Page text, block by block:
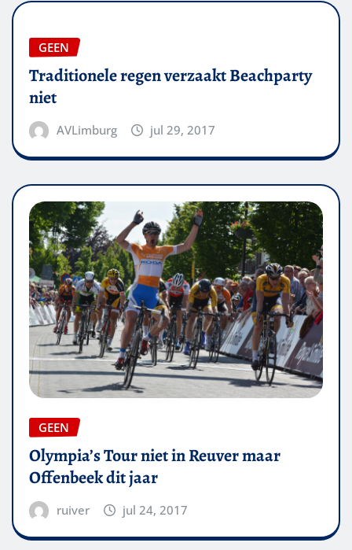
GEEN
Traditionele regen verzaakt Beachparty
niet
AVLimburg jul 29, 2017
GEEN
Olympia’s Tour niet in Reuver maar
Offenbeek dit jaar
ruiver jul 24, 2017